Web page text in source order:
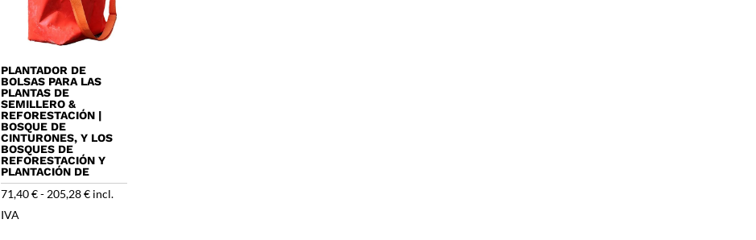
PLANTADOR DE
BOLSAS PARA LAS
PLANTAS DE
SEMILLERO &
REFORESTACIÓN |
BOSQUE DE
CINTURONES, Y LOS
BOSQUES DE
REFORESTACIÓN Y
PLANTACIÓN DE
71,40€-205,28€Rango
incl.
IVA